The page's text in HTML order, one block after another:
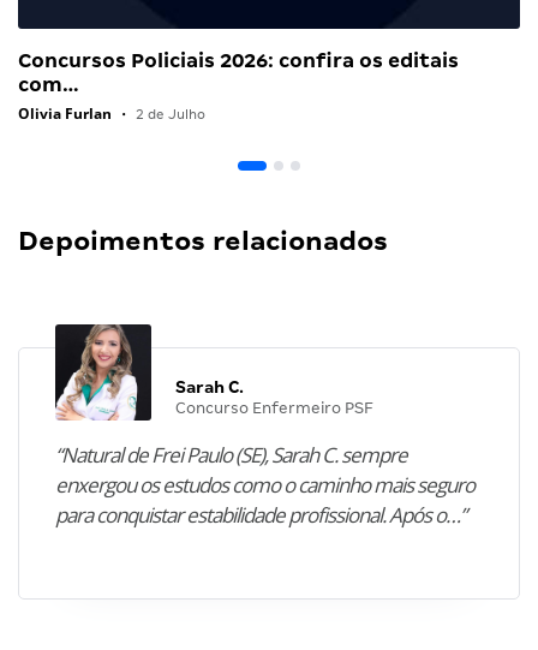
Concursos Policiais 2026: confira os editais
com…
Olivia Furlan • 2 de Julho
Depoimentos relacionados
Sarah C.
Concurso Enfermeiro PSF
“Natural de Frei Paulo (SE), Sarah C. sempre
enxergou os estudos como o caminho mais seguro
para conquistar estabilidade profissional. Após o…”